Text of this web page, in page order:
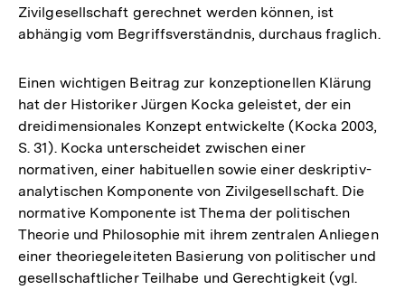
Zivilgesellschaft gerechnet werden können, ist
abhängig vom Begriffsverständnis, durchaus fraglich.
Einen wichtigen Beitrag zur konzeptionellen Klärung
hat der Historiker Jürgen Kocka geleistet, der ein
dreidimensionales Konzept entwickelte (Kocka 2003,
S. 31). Kocka unterscheidet zwischen einer
normativen, einer habituellen sowie einer deskriptiv-
analytischen Komponente von Zivilgesellschaft. Die
normative Komponente ist Thema der politischen
Theorie und Philosophie mit ihrem zentralen Anliegen
einer theoriegeleiteten Basierung von politischer und
gesellschaftlicher Teilhabe und Gerechtigkeit (vgl.